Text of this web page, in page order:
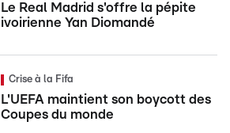
Le Real Madrid s'offre la pépite
ivoirienne Yan Diomandé
Crise à la Fifa
L'UEFA maintient son boycott des
Coupes du monde